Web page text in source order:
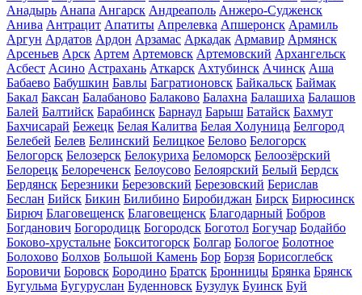
Анадырь Анапа Ангарск Андреаполь Анжеро-Судженск
Анива Антрацит Апатиты Апрелевка Апшеронск Арамиль
Аргун Ардатов Ардон Арзамас Аркадак Армавир Армянск
Арсеньев Арск Артем Артемовск Артемовский Архангельск
Асбест Асино Астрахань Аткарск Ахтубинск Ачинск Аша
Бабаево Бабушкин Бавлы Багратионовск Байкальск Баймак
Бакал Баксан Балабаново Балаково Балахна Балашиха Балашов
Балей Балтийск Барабинск Барнаул Барыш Батайск Бахмут
Бахчисарай Бежецк Белая Калитва Белая Холуница Белгород
Белебей Белев Белинский Белицкое Белово Белогорск
Белогорск Белозерск Белокуриха Беломорск Белоозёрский
Белорецк Белореченск Белоусово Белоярский Белый Бердск
Бердянск Березники Березовский Березовский Берислав
Беслан Бийск Бикин Билибино Биробиджан Бирск Бирюсинск
Бирюч Благовещенск Благовещенск Благодарный Бобров
Богданович Богородицк Богородск Боготол Богучар Бодайбо
Боково-хрустальне Бокситогорск Болгар Бологое Болотное
Болохово Болхов Большой Камень Бор Борзя Борисоглебск
Боровичи Боровск Бородино Братск Бронницы Брянка Брянск
Бугульма Бугуруслан Буденновск Бузулук Буинск Буй